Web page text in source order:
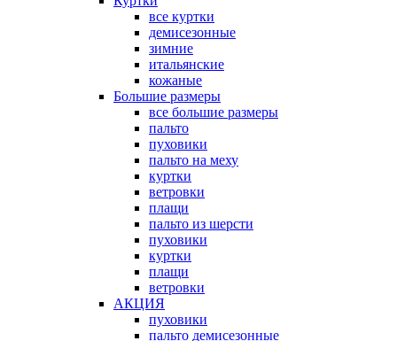
все куртки
демисезонные
зимние
итальянские
кожаные
Большие размеры
все большие размеры
пальто
пуховики
пальто на меху
куртки
ветровки
плащи
пальто из шерсти
пуховики
куртки
плащи
ветровки
АКЦИЯ
пуховики
пальто демисезонные